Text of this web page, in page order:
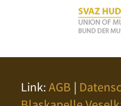
Link:AGB |